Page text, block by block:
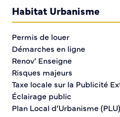
Habitat Urbanisme
Permis de louer
Démarches en ligne
Renov’ Enseigne
Risques majeurs
Taxe locale sur la Publicité
Éclairage public
Plan Local d’Urbanisme (PLU)